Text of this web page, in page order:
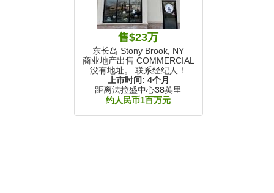
售$23万
东长岛 Stony Brook, NY
商业地产出售 COMMERCIAL
没有地址。 联系经纪人！
上市时间: 4个月
距离法拉盛中心38英里
约人民币1百万元